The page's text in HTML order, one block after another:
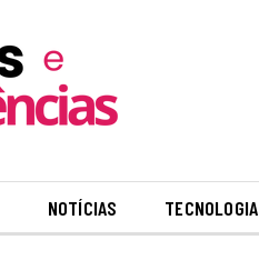
NOTÍCIAS TECNOLOGIA